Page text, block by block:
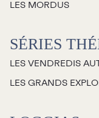
Nous
LES MORDUS
SÉRIES
LES VENDREDIS
LES GRANDS